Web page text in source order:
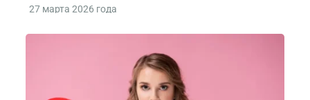
27 марта 2026 года